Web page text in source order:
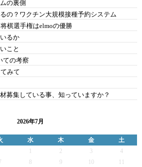
の裏側
の？ワクチン大規模接種予約システム
棋選手権はelmoの優勝
るか
こと
ての考察
みて
募集している事、知っていますか？
2026年7月
水 木 金
土
2 3
4
9